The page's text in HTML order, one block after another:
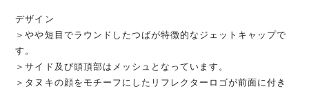
デザイン
＞やや短目でラウンドしたつばが特徴的なジェットキャップで
す。
＞サイド及び頭頂部はメッシュとなっています。
＞タヌキの顔をモチーフにしたリフレクターロゴが前面に付き